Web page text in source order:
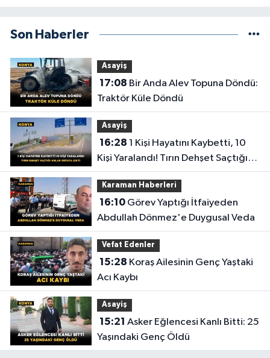
Son Haberler
Asayiş
17:08
Traktör Küle Döndü
Asayiş
16:28
Kişi Yaralandı! Tırın Dehşet Saçtığı
Anlar Ortaya Çıktı
Karaman Haberleri
16:10Görev Yaptığı İtfaiyeden
Abdullah Dönmez'e Duygusal Veda
Vefat Edenler
15:28
Acı Kaybı
Asayiş
15:21
Yaşındaki Genç Öldü